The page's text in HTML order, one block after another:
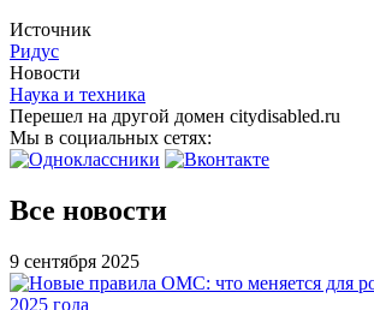
Источник
Ридус
Новости
Наука и техника
Перешел на другой домен citydisabled.ru
Мы в социальных сетях:
Все новости
9 сентября 2025